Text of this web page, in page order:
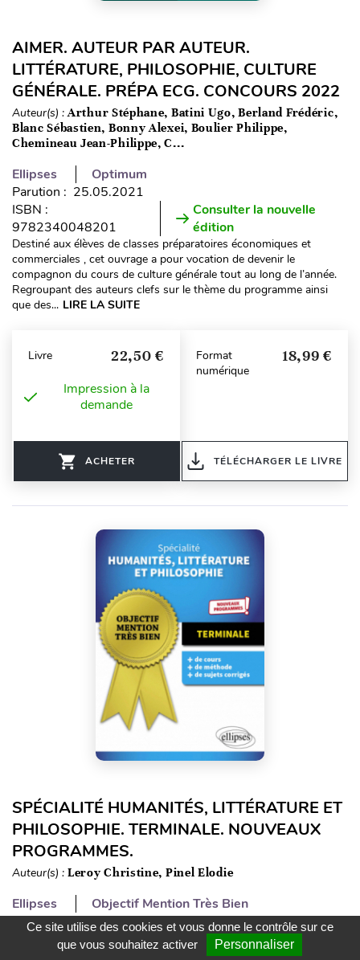
AIMER. AUTEUR PAR AUTEUR.
LITTÉRATURE, PHILOSOPHIE, CULTURE
GÉNÉRALE. PRÉPA ECG. CONCOURS 2022
Auteur(s) :Arthur Stéphane, Batini Ugo, Berland Frédéric,
Blanc Sébastien, Bonny Alexei, Boulier Philippe,
Chemineau Jean-Philippe, C...
Ellipses
Optimum
Parution : 25.05.2021
ISBN :
9782340048201
Consulter la nouvelle
édition
Destiné aux élèves de classes préparatoires économiques et
commerciales , cet ouvrage a pour vocation de devenir le
compagnon du cours de culture générale tout au long de l’année.
Regroupant des auteurs clefs sur le thème du programme ainsi
que des... LIRE LA SUITE
Livre 22,50 €
Impression à la
demande
ACHETER
Format
numérique
18,99 €
TÉLÉCHARGER LE LIVRE
SPÉCIALITÉ HUMANITÉS, LITTÉRATURE ET
PHILOSOPHIE. TERMINALE. NOUVEAUX
PROGRAMMES.
Auteur(s) : Leroy Christine, Pinel Elodie
Ellipses
Objectif Mention Très Bien
Parution : 04.08.2020
Consulter la nouvelle
Ce site utilise des cookies et vous donne le contrôle sur ce
que vous souhaitez activer
Personnaliser